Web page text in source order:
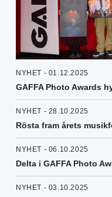
NYHET - 01.12.2025
GAFFA Photo Awards
NYHET - 28.10.2025
Rösta fram årets
NYHET - 06.10.2025
Delta i GAFFA Photo
NYHET - 03.10.2025